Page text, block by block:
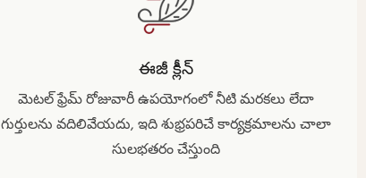
ఈజీ క్లీన్
మెటల్ ఫ్రేమ్ రోజువారీ ఉపయోగంలో నీటి మరకలు లేదా
గుర్తులను వదిలివేయదు, ఇది శుభ్రపరిచే కార్యక్రమాలను చాలా
సులభతరం చేస్తుంది